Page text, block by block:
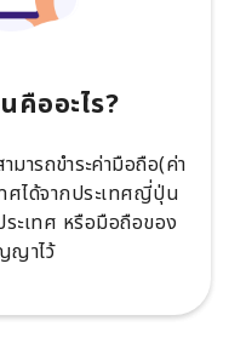
คืออะไร?
มารถขำระค่ามือถือ(ค่า
ได้จากประเทศญี่ปุ่น
ะเทศ หรือมือถือของ
ญาไว้